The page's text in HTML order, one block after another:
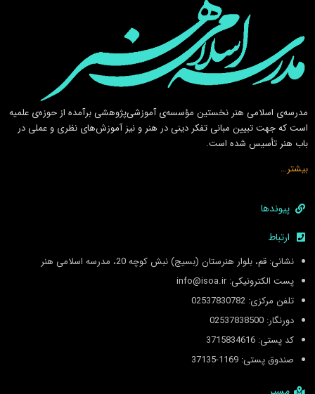
مدرسه‌ی اسلامى هنر نخستين مؤسسه‌ی آموزشى‌پژوهشى برآمده از حوزه‌ی علميه
است كه جهت تبيين مبانى تفكر دينى در هنر و نيز آموزش‌هاى نظرى و عملى در
باب هنر تأسيس شده است.
بیشتر…
پیوندها
ارتباط
نشانی: قم، بلوار هنرستان (بسیج) نبش کوچه 20، مدرسه اسلامی هنر
پست الکترونیکی: info@isoa.ir
تلفن مرکزی: 02537830782
دورنگار: 02537838500
کد پستی: 3715834616
صندوق پستی: 1169-37135